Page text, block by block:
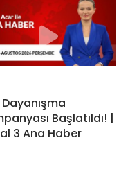
Başlatıldı! |
3 Ana Haber